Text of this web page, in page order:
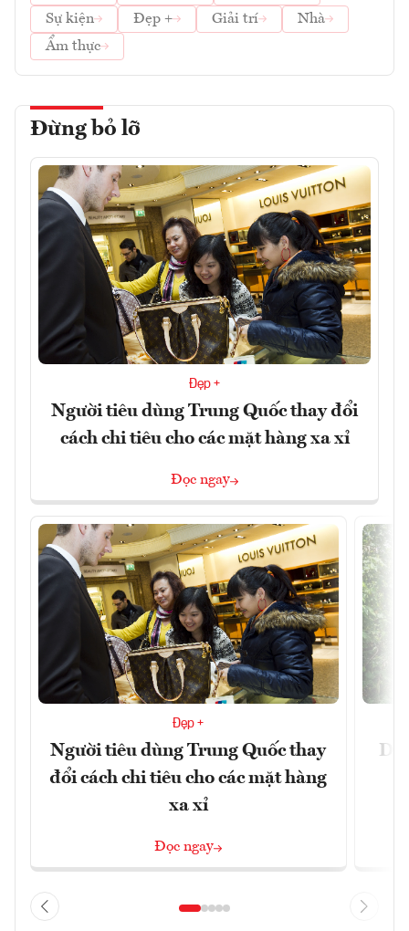
Sự kiện
Đẹp + Giải trí
Nhà
Ẩm thực
Đừng bỏ lỡ
Đẹp +
Người tiêu dùng Trung Quốc thay đổi
cách chi tiêu cho các mặt hàng xa xỉ
Đọc ngay
Đẹp +
Người tiêu dùng Trung Quốc thay
đổi cách chi tiêu cho các mặt hàng
xa xỉ
Đọc ngay
Du